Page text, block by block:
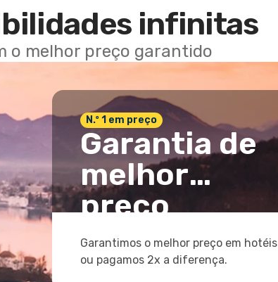
infinitas
o melhor preço garantido
N.º 1 em preço
Garantia de
melhor
preço
Garantimos o melhor preço em hotéis
ou pagamos 2x a diferença.